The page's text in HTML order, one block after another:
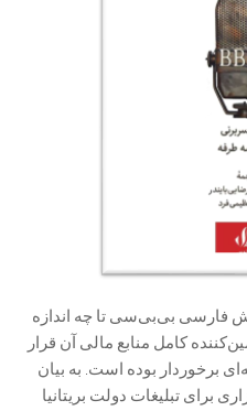
بی‌بی‌سی تا چه اندازه
کامل منابع مالی آن قرار
برخوردار بوده است. به بیان
برای تبلیغات دولت بریتانیا